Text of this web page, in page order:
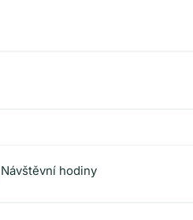
Návštěvní hodiny